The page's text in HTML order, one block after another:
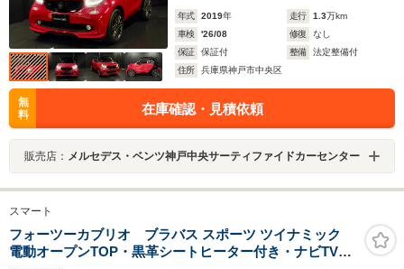
年式 2019年 走行 1.3万km
車検
'26/08 修復
なし
保証
保証付 整備
法定整備付
住所
兵庫県神戸市中央区
無
料
在庫確認・見積依頼
販売店： メルセデス・ベンツ神戸中央サーティファイドカーセンター
スマート
フォーツーカブリオ ブラバス スポーツ ツイナミック
電動オープンTOP・黒革シートヒーター付き・ナビTV・